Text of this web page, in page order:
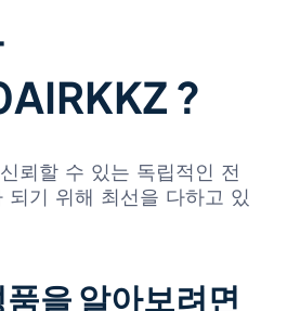
?
뢰할 수 있는 독립적인 전
되기 위해 최선을 다하고 있
을 알아보려면